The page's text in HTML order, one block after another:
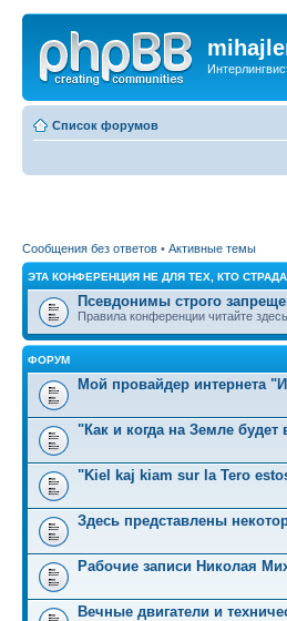
Список форумов
Сообщения без ответов • Активные темы
ЭТА КОНФЕРЕНЦИЯ НЕ ДЛЯ ТЕХ, КТО
Псевдонимы строго
Правила конференции читайте здесь
ФОРУМ
Мой провайдер интернета
"Как и когда на Земле
"Kiel kaj kiam sur la Tero
Здесь представлены
Рабочие записи Николая
Вечные двигатели и